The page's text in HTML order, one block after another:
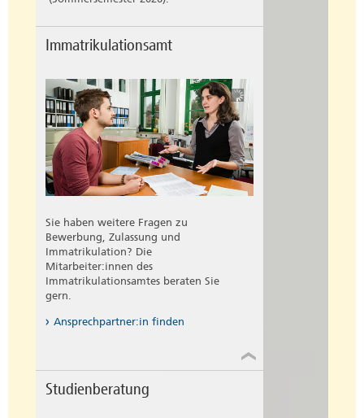
Immatrikulationsamt
Sie haben weitere Fragen zu
Bewerbung, Zulassung und
Immatrikulation? Die
Mitarbeiter:innen des
Immatrikulationsamtes beraten Sie
gern.
Ansprechpartner:in finden
Studienberatung